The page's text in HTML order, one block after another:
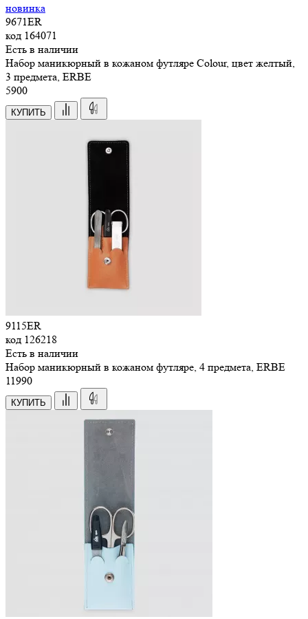
новинка
9671ER
код 164071
Есть в наличии
Набор маникюрный в кожаном футляре Colour, цвет желтый,
3 предмета, ERBE
5900
КУПИТЬ
9115ER
код 126218
Есть в наличии
Набор маникюрный в кожаном футляре, 4 предмета, ERBE
11990
КУПИТЬ